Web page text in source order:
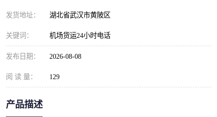
发货地址： 湖北省武汉市黄陂区
关键词： 机场货运24小时电话
发布日期： 2026-08-08
阅 读 量： 129
产品描述